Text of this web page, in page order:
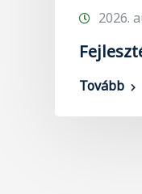
2026.
Tovább